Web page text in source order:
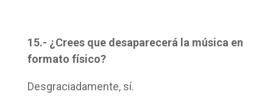
15.- ¿Crees que desaparecerá la música en
formato físico?
Desgraciadamente, sí.